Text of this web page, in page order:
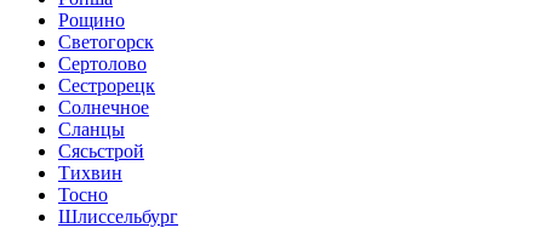
Рощино
Светогорск
Сертолово
Сестрорецк
Солнечное
Сланцы
Сясьстрой
Тихвин
Тосно
Шлиссельбург